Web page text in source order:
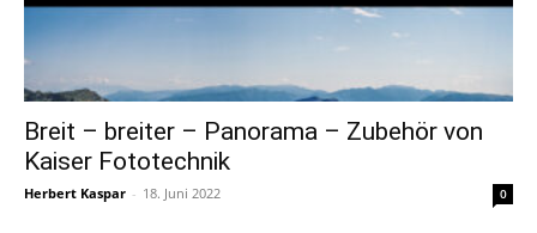
Breit – breiter – Panorama – Zubehör von
Kaiser Fototechnik
Herbert Kaspar - 18. Juni 2022 0